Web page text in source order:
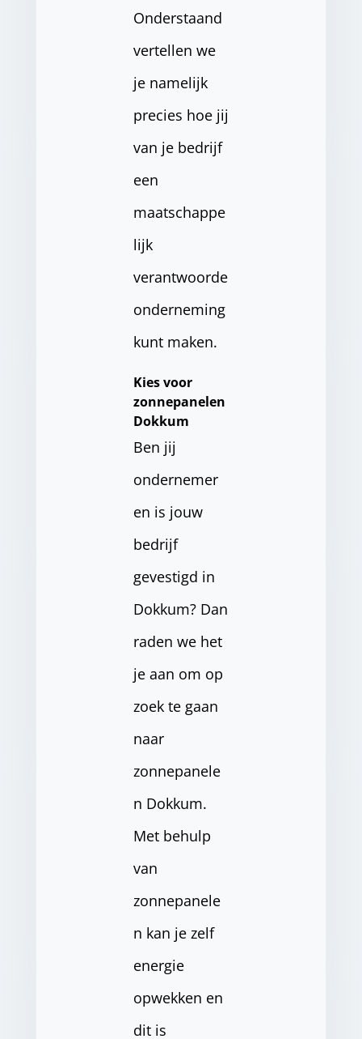
Onderstaand
vertellen we
je namelijk
precies hoe jij
van je bedrijf
een
maatschappe
lijk
verantwoorde
onderneming
kunt maken.
Kies voor
zonnepanelen
Dokkum
Ben jij
ondernemer
en is jouw
bedrijf
gevestigd in
Dokkum? Dan
raden we het
je aan om op
zoek te gaan
naar
zonnepanele
n Dokkum.
Met behulp
van
zonnepanele
n kan je zelf
energie
opwekken en
dit is